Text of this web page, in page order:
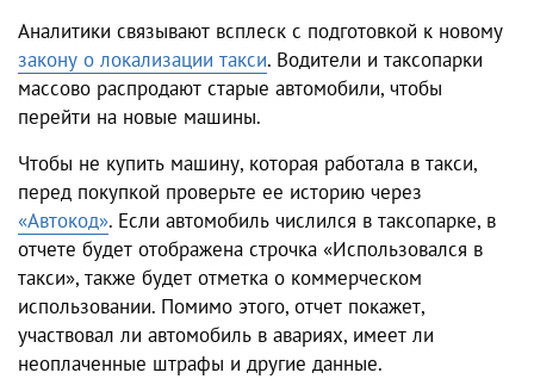
Аналитики связывают всплеск с подготовкой к новому
закону о локализации такси. Водители и таксопарки
массово распродают старые автомобили, чтобы
перейти на новые машины.
Чтобы не купить машину, которая работала в такси,
перед покупкой проверьте ее историю через
«Автокод». Если автомобиль числился в таксопарке, в
отчете будет отображена строчка «Использовался в
такси», также будет отметка о коммерческом
использовании. Помимо этого, отчет покажет,
участвовал ли автомобиль в авариях, имеет ли
неоплаченные штрафы и другие данные.